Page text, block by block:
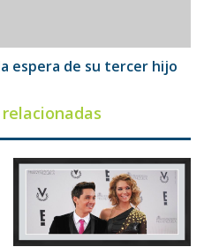
espera de su tercer hijo